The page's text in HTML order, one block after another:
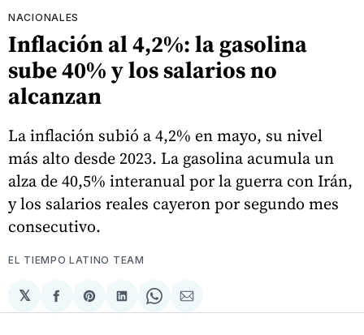
NACIONALES
Inflación al 4,2%: la gasolina
sube 40% y los salarios no
alcanzan
La inflación subió a 4,2% en mayo, su nivel
más alto desde 2023. La gasolina acumula un
alza de 40,5% interanual por la guerra con Irán,
y los salarios reales cayeron por segundo mes
consecutivo.
EL TIEMPO LATINO TEAM
𝕏
Compartir
en
Share
on
Compartir
en
Share
on
Compartir
via